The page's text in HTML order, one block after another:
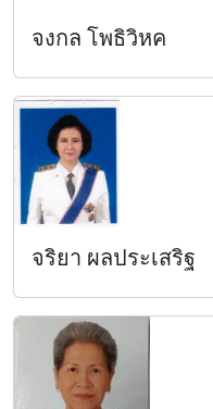
จงกล โพธิวิหค
จริยา ผลประเสริฐ